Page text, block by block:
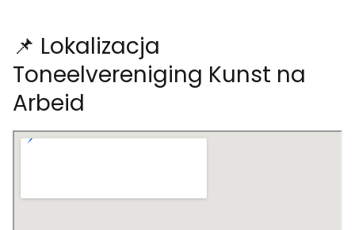
📌 Lokalizacja
Toneelvereniging Kunst na
Arbeid